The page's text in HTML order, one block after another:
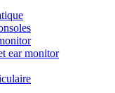
ear monitor